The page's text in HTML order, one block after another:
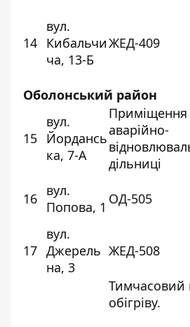
14
вул.
Кибальчи
ча, 13-Б
ЖЕД-409
Оболонський район
15
вул.
Йордансь
ка, 7-А
Приміщення
аварійно-
дільниці
16 вул.
Попова, 1 ОД-505
17
вул.
Джерель
на, 3
ЖЕД-508
Тимчасовий
обігріву.